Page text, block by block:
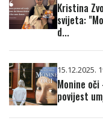
Kristina
svijeta:
d...
15.12.2025.
Monine
povijest